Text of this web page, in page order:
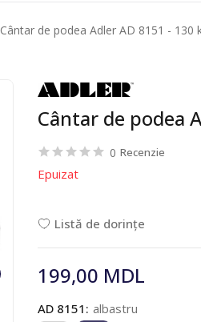
Cântar de podea Adler AD 8151 - 130
Cântar de podea
0 Recenzie
Epuizat
Listă de dorințe
199,00 MDL
AD 8151: albastru